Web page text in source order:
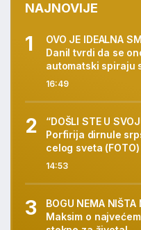
NAJNOVIJE
16:49
OVO JE IDEALNA
Danil tvrdi da se
automatski spiraju
14:53
“DOŠLI STE U
Porfirija dirnule
celog sveta (FOTO)
BOGU NEMA
Maksim o